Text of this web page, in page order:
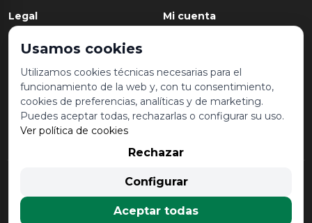
Legal
Política de Privacidad
Aviso legal y condiciones de
uso
Política de Cookies
Mi cuenta
Mis pedidos
Lista de deseos
© 2026 Desguace Malvarrosa. Todos los derechos reservados |
Desarrollado por
Usamos cookies
Utilizamos cookies técnicas necesarias para el
funcionamiento de la web y, con tu consentimiento,
cookies de preferencias, analíticas y de marketing.
Puedes aceptar todas, rechazarlas o configurar su uso.
Ver política de cookies
Rechazar
Configurar
Aceptar todas